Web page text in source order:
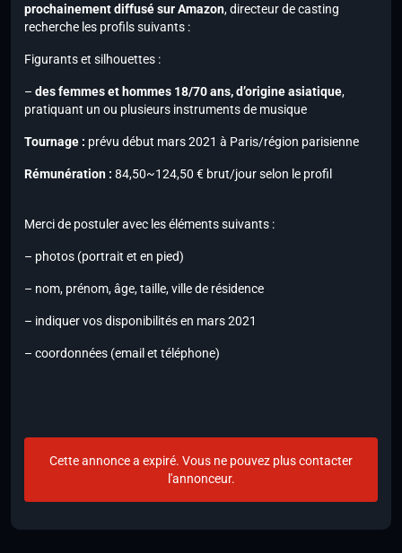
prochainement diffusé sur Amazon, directeur de casting
recherche les profils suivants :
Figurants et silhouettes :
– des femmes et hommes 18/70 ans, d’origine asiatique,
pratiquant un ou plusieurs instruments de musique
Tournage : prévu début mars 2021 à Paris/région parisienne
Rémunération : 84,50~124,50 € brut/jour selon le profil
Merci de postuler avec les éléments suivants :
– photos (portrait et en pied)
– nom, prénom, âge, taille, ville de résidence
– indiquer vos disponibilités en mars 2021
– coordonnées (email et téléphone)
Cette annonce a expiré. Vous ne pouvez plus contacter
l'annonceur.